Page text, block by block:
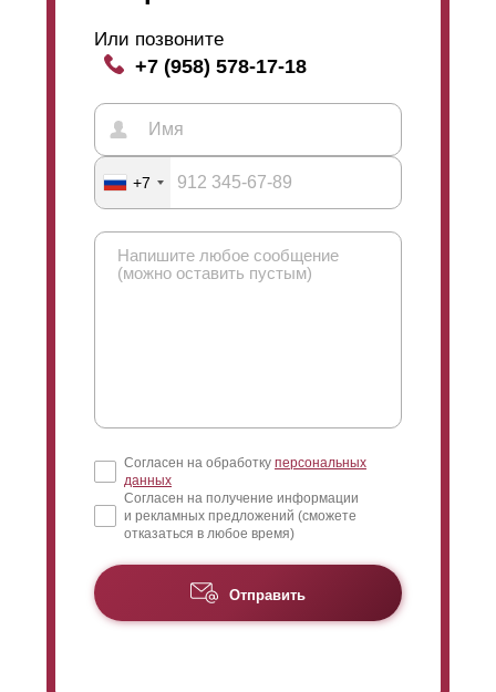
ставят, например, между двух участков или в других
случаях, когда необходим презентабельный вид с
соответственно, имеет лицевую сторону (для улицы)
и изнаночную (для двора). Так можно сэкономить,
потому что стали на односторонний забор требуется
меньше (см. рисунок профиля).
Или позвоните
+7 (958) 578-17-18
+7
Согласен на обработку персональных
данных
Согласен на получение информации
и рекламных предложений (сможете
отказаться в любое время)
Отправить